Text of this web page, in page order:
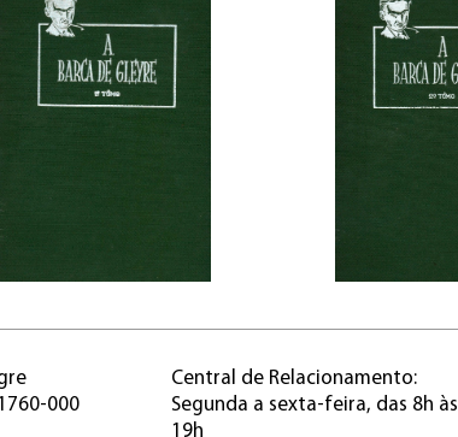
000
Central de Relacionamento:
Segunda a sexta-feira, das 8h às
19h